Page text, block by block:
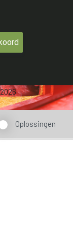
Oplossingen